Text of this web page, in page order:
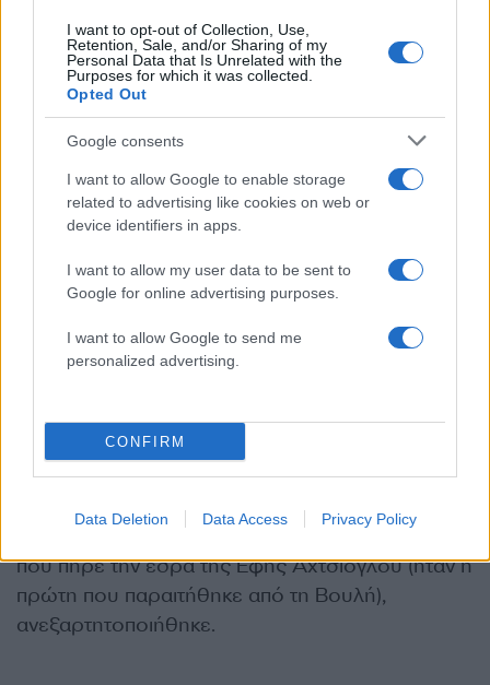
I want to opt-out of Collection, Use,
Retention, Sale, and/or Sharing of my
Personal Data that Is Unrelated with the
Purposes for which it was collected.
Opted Out
Google consents
I want to allow Google to enable storage
related to advertising like cookies on web or
device identifiers in apps.
I want to allow my user data to be sent to
Google for online advertising purposes.
I want to allow Google to send me
personalized advertising.
CONFIRM
Data Deletion Data Access Privacy Policy
Αραμπατζή 28.231. Η ΝΔ έχει χάσει τουλάχιστον
10 μονάδες στο νομό Σερρών. Τώρα ποιος θα
κινδύνευε να μην εκλεγεί και θα μπορούσε να
πάει με τον Αντώνη Σαμαρά, τα συμπεράσματα
Κρατάει την έδρα του ΣΥΡΙΖΑ
Την «θυσία» που ζήτησε ο Αλέξης Τσίπρας να
κάνουν και να αφήσουν την έδρα τους όσοι
επιθυμούν να συστρατευθούν με την ΕΛΑΣ,
έκανε και ο βουλευτής του ΣΥΡΙΖΑ Γιώργος
Καραμέρος. Ο πρώτος επιλαχών είναι ο
Χρήστος Σπίρτζης. Τον ρώτησα αν θα μείνει στον
ΣΥΡΙΖΑ ή αν θα ανεξαρτητοποιηθεί, και μου
απάντησε ότι θα μείνει. Ο Γιάννης Δραγασάκης
που πήρε την έδρα της Έφης Αχτσιόγλου (ήταν η
πρώτη που παραιτήθηκε από τη Βουλή),
ανεξαρτητοποιήθηκε.